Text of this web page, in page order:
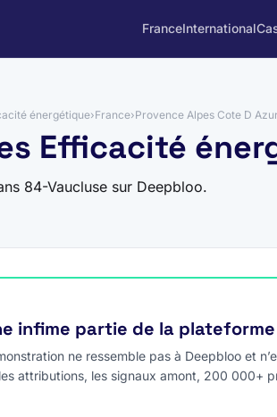
FranceInternational
énergétique›France›Provence Alpes Cote D Azur
Efficacité
84-Vaucluse sur Deepbloo.
infime partie de la plateforme
ne ressemble pas à Deepbloo et
attributions, les signaux amont, 200 000+